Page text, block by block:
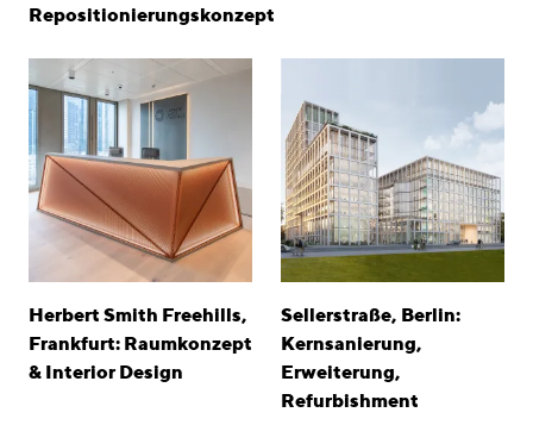
Repositionierungskonzept
Herbert Smith Freehills,
Frankfurt: Raumkonzept
& Interior Design
Sellerstraße, Berlin:
Kernsanierung,
Erweiterung,
Refurbishment